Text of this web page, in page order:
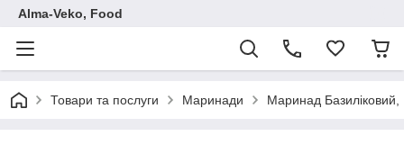
Аlma-Veko, Food
Товари та послуги Маринади Маринад Базиліковий,